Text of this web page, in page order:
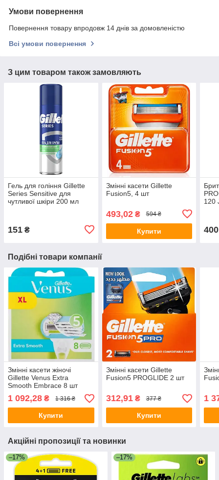
Умови повернення
Повернення товару впродовж 14 днів за домовленістю
Всі умови повернення
З цим товаром також замовляють
Гель для гоління Gillette
Series Sensitive для
чутливої шкіри 200 мл
151 ₴
Змінні касети Gillette
Fusion5, 4 шт
493,02₴ 594 ₴
Купити
120
Подібні товари компанії
Змінні касети жіночі
Gillette Venus Extra
Smooth Embrace 8 шт
1 092,28 ₴ 1 316 ₴
Купити
Змінні касети Gillette
Fusion5 PROGLIDE 2 шт
312,91₴ 377 ₴
Купити
1
Акційні пропозиції та новинки
–17% –17%